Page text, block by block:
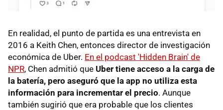
En realidad, el punto de partida es una entrevista en
2016 a Keith Chen, entonces director de investigación
económica de Uber. En el podcast 'Hidden Brain' de
NPR, Chen admitió que Uber tiene acceso a la carga de
la batería, pero aseguró que la app no utiliza esta
información para incrementar el precio. Aunque
también sugirió que era probable que los clientes